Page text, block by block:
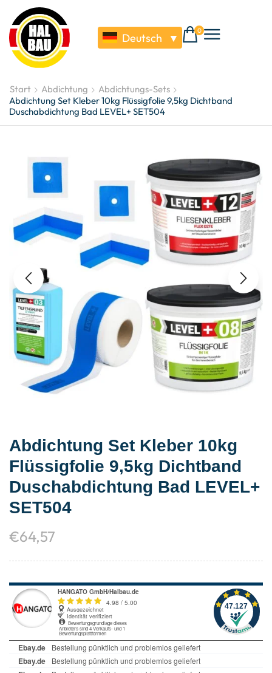
Deutsch ▼
0
Start Abdichtung
Abdichtungs-Sets
Abdichtung Set Kleber 10kg Flüssigfolie 9,5kg Dichtband
Duschabdichtung Bad LEVEL+ SET504
Abdichtung Set Kleber 10kg
Flüssigfolie 9,5kg Dichtband
Duschabdichtung Bad LEVEL+
SET504
€64,57